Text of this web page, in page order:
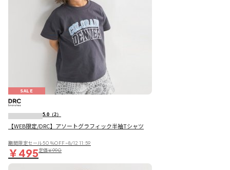
SALE
5.0 （2）
【WEB限定/DRC】アソートグラフィック半袖Tシャツ
期間限定セール50％OFF~8/12 11:59
￥495定価￥990